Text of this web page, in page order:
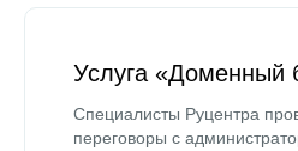
Услуга «Доменный
Специалисты Руцентра
переговоры с